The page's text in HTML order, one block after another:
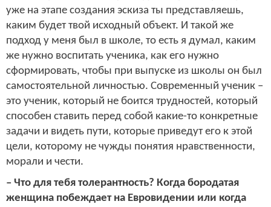
уже на этапе создания эскиза ты представляешь,
каким будет твой исходный объект. И такой же
подход у меня был в школе, то есть я думал, каким
же нужно воспитать ученика, как его нужно
сформировать, чтобы при выпуске из школы он был
самостоятельной личностью. Современный ученик –
это ученик, который не боится трудностей, который
способен ставить перед собой какие-то конкретные
задачи и видеть пути, которые приведут его к этой
цели, которому не чужды понятия нравственности,
морали и чести.
– Что для тебя толерантность? Когда бородатая
женщина побеждает на Евровидении или когда